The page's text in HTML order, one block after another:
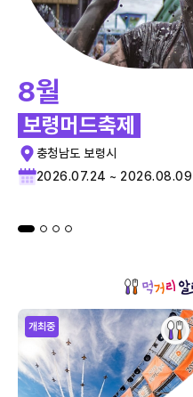
8월
보령머드축제
충청남도 보령시
2026.07.24 ~ 2026.08.09
개최중